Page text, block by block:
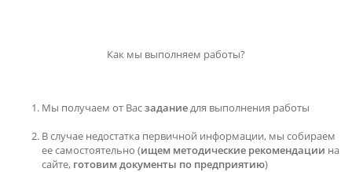
Как мы выполняем работы?
Мы получаем от Васзаданиедля выполнения работы
В случае недостатка первичной информации, мы собираем
ее самостоятельно (ищем методические рекомендации на
сайте, готовим документы по предприятию)